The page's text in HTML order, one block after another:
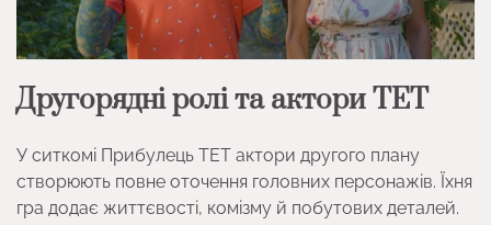
Другорядні ролі та актори ТЕТ
У ситкомі Прибулець ТЕТ актори другого плану
створюють повне оточення головних персонажів. Їхня
гра додає життєвості, комізму й побутових деталей.